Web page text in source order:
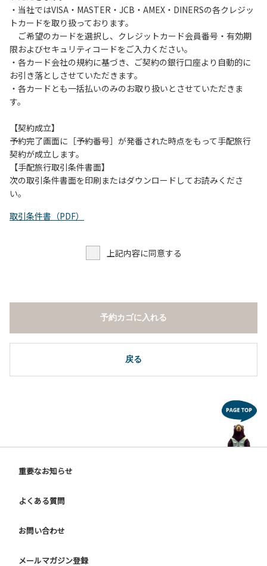
・施設内の換気。
※食事中は窓を開けて換気をさせていただく場合がございま
す。また、山の上なので朝晩は冷えます。服装は１枚多めに
ご用意ください。
【お客様へお願い】
・パブリックスペースでは、食事中以外はマスクの着用をお
願いします。
・トイレは各客室のトイレをご利用ください。
※緊急時以外の食堂のトイレの使用は禁止とさせていただき
ます。
・当社ではVISA・MASTER・JCB・AMEX・DINERSの各クレジッ
トカードを取り扱っております。
ご希望のカードを選択し、クレジットカード会員番号・有効期
限およびセキュリティコードをご入力ください。
・各カード会社の規約に基づき、ご契約の銀行口座より自動的に
お引き落としさせていただきます。
・各カードとも一括払いのみのお取り扱いとさせていただきま
す。
【契約成立】
予約完了画面に［予約番号］が発番された時点をもって手配旅行
契約が成立します。
【手配旅行取引条件書面】
次の取引条件書面を印刷またはダウンロードしてお読みくださ
い。
取引条件書（PDF）
上記内容に同意する
戻る
予約カゴに入れる
重要なお知らせ
よくある質問
お問い合わせ
メールマガジン登録